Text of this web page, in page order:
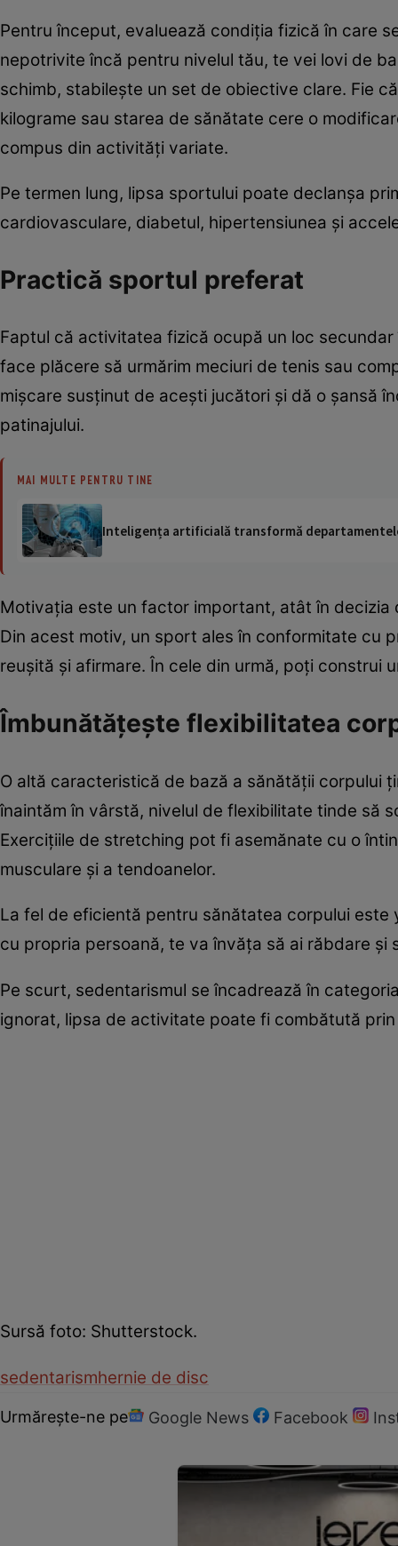
Pentru început, evaluează condiţia fizică în care
nepotrivite încă pentru nivelul tău, te vei lovi de
schimb, stabileşte un set de obiective clare. Fie
kilograme sau starea de sănătate cere o
compus din activităţi variate.
Pe termen lung, lipsa sportului poate declanşa
cardiovasculare, diabetul, hipertensiunea şi
Practică sportul preferat
Faptul că activitatea fizică ocupă un loc
face plăcere să urmărim meciuri de tenis sau
mişcare susţinut de aceşti jucători şi dă o şansă
patinajului.
MAI MULTE PENTRU TINE
Inteligența artificială transformă
Motivaţia este un factor important, atât în decizia
Din acest motiv, un sport ales în conformitate cu
reuşită şi afirmare. În cele din urmă, poţi construi
Îmbunătăţeşte flexibilitatea
O altă caracteristică de bază a sănătăţii corpului
înaintăm în vârstă, nivelul de flexibilitate tinde să
Exerciţiile de stretching pot fi asemănate cu o
musculare şi a tendoanelor.
La fel de eficientă pentru sănătatea corpului
cu propria persoană, te va învăţa să ai răbdare
Pe scurt, sedentarismul se încadrează în
ignorat, lipsa de activitate poate fi combătută
Sursă foto: Shutterstock.
sedentarismhernie de disc
Urmărește-ne pe Google News Facebook